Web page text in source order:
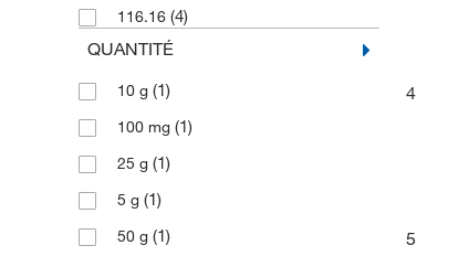
116.16 (4)
QUANTITÉ
10 g (1)
100 mg (1)
25 g (1)
5 g (1)
50 g (1)
4
5